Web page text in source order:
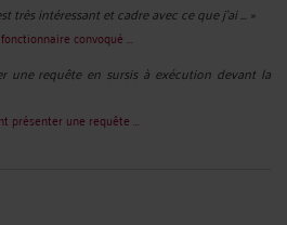
très intéressant et cadre avec ce que j'ai ... »
fonctionnaire convoqué ...
une requête en sursis à exécution devant la
présenter une requête ...